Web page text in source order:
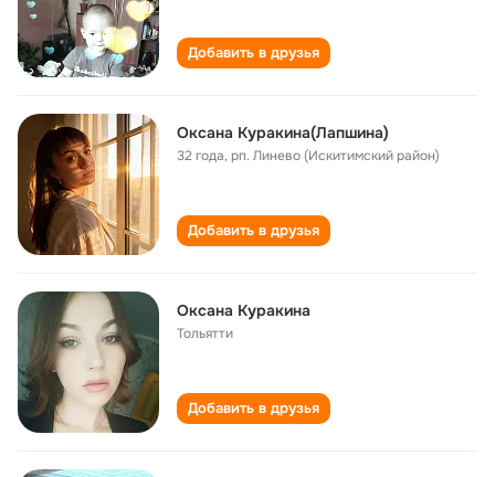
Добавить в друзья
Оксана Куракина(Лапшина)
32 года,рп. Линево (Искитимский район)
Добавить в друзья
Оксана Куракина
Тольятти
Добавить в друзья